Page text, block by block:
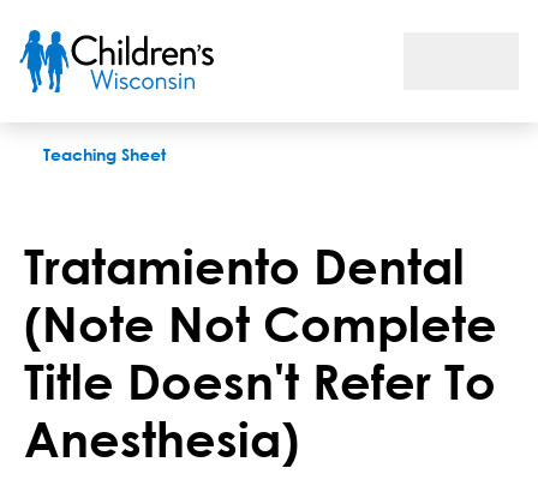
Teaching Sheet
Tratamiento Dental
(Note Not Complete
Title Doesn't Refer To
Anesthesia)